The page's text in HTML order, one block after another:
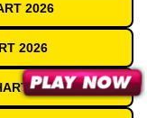
2026
2026
2026